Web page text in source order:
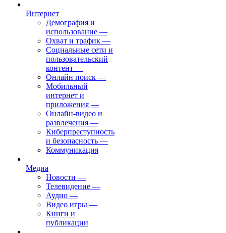
Интернет
Демография и
использование —
Охват и трафик —
Социальные сети и
пользовательский
контент —
Онлайн поиск —
Мобильный
интернет и
приложения —
Онлайн-видео и
развлечения —
Киберпреступность
и безопасность —
Коммуникация
Медиа
Новости —
Телевидение —
Аудио —
Видео игры —
Книги и
публикации